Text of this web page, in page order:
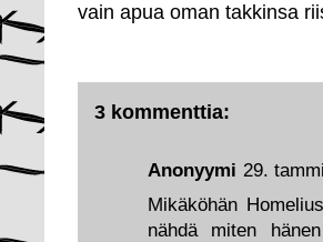
vain apua oman takkinsa
3 kommenttia:
Anonyymi 29.
Mikäköhän
nähdä miten